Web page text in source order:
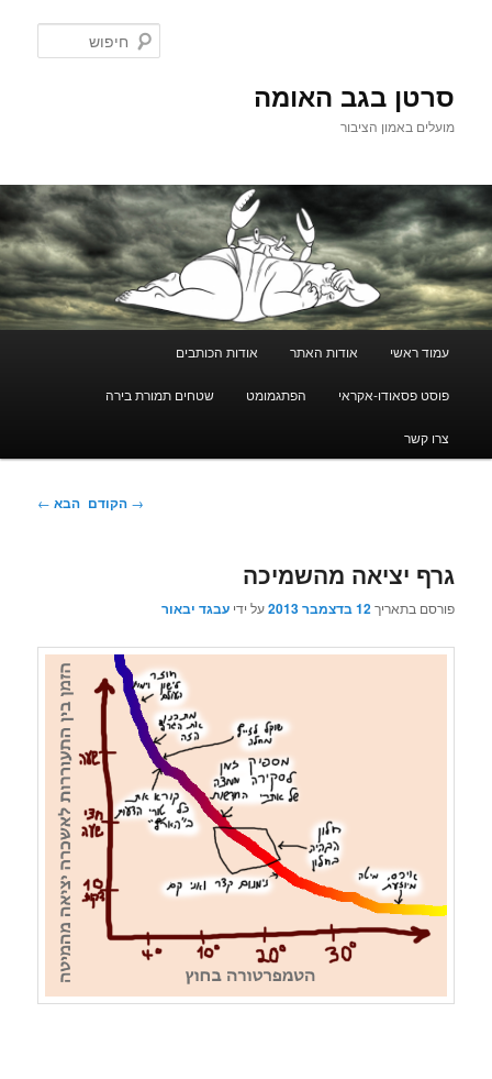
סרטן בגב האומה
מועלים באמון הציבור
עמוד ראשי אודות האתר אודות הכותבים
פוסט פסאודו-אקראי הפתגמומט שטחים תמורת בירה
צרו קשר
ניווט
→ הקודם הבא ←
גרף יציאה מהשמיכה
פורסם בתאריך12 בדצמבר 2013 על ידיעבגד יבאור